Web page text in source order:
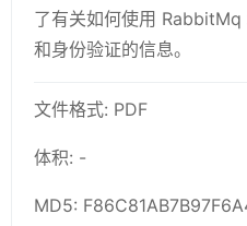
了有关如何使用
和身份验证的信息。
文件格式: PDF
体积: -
MD5: